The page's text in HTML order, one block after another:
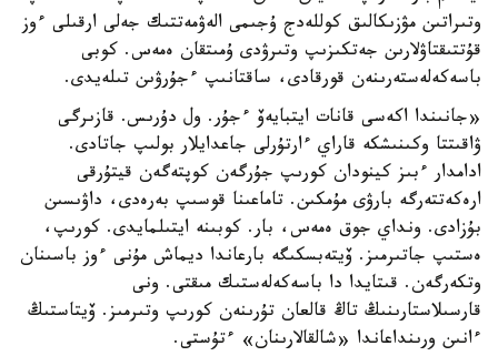
وتىراتىن مۋزىكالىق كوللەدج ۇجىمى الەۋمەتتىك جەلى ارقىلى ءوز
قۇتتىقتاۋلارىن جەتكىزىپ وتىرۋدى ۇمىتقان ەمەس. كوبى
باسەكەلەستەرىنەن قورقادى، ساقتانىپ ءجۇرۋىن تىلەيدى.
«جانىندا اكەسى قانات ايتبايەۆ ءجۇر. ول دۇرىس. قازىرگى
ۋاقىتتا وكىنىشكە قاراي ءارتۇرلى جاعدايلار بولىپ جاتادى.
ادامدار ءبىز كينودان كورىپ جۇرگەن كوپتەگەن قيتۇرقى
ارەكەتتەرگە بارۋى مۇمكىن. تاماعىنا قوسىپ بەرەدى، داۋىسىن
بۇزادى. ونداي جوق ەمەس، بار. كوبىنە ايتىلمايدى. كورىپ،
ەستىپ جاتىرمىز. ۆيتەبسكىگە بارعاندا ديماش مۇنى ءوز باسىنان
وتكەرگەن. قىتايدا دا باسەكەلەستىك مىقتى. ونى
قارسىلاستارىنىڭ تاڭ قالعان تۇرىنەن كورىپ وتىرمىز. ۆيتاستىڭ
ءانىن ورىنداعاندا «شالقالارىنان» ءتۇستى.